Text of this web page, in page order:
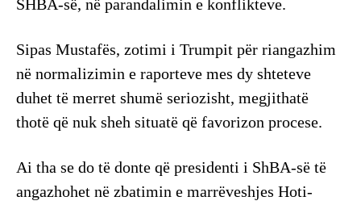
SHBA-së, në parandalimin e konflikteve.
Sipas Mustafës, zotimi i Trumpit për riangazhim
në normalizimin e raporteve mes dy shteteve
duhet të merret shumë seriozisht, megjithatë
thotë që nuk sheh situatë që favorizon procese.
Ai tha se do të donte që presidenti i ShBA-së të
angazhohet në zbatimin e marrëveshjes Hoti-